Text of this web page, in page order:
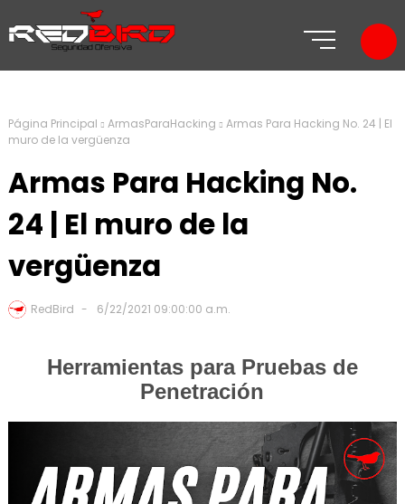
Página Principal ArmasParaHacking
Armas Para Hacking No. 24 | El
muro de la vergüenza
Armas Para Hacking No.
24 | El muro de la
vergüenza
RedBird 6/22/2021 09:00:00 a.m.
Herramientas para Pruebas de
Penetración